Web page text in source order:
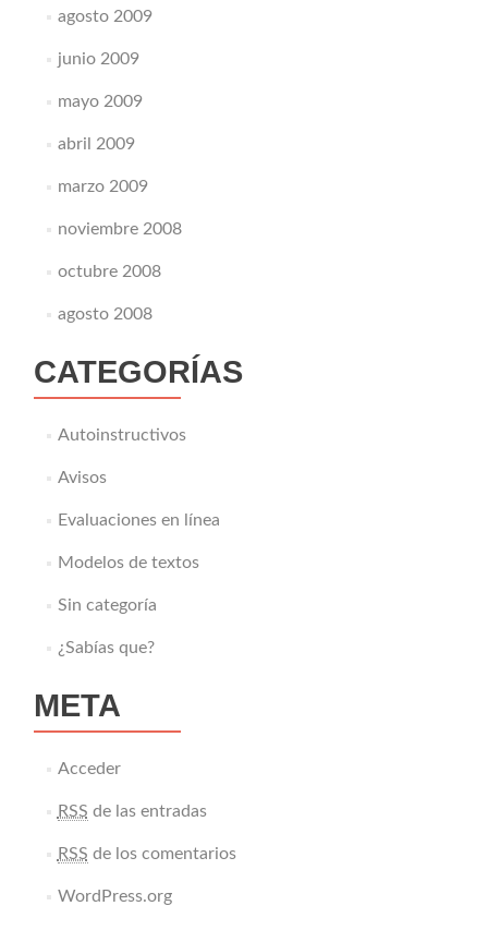
agosto 2009
junio 2009
mayo 2009
abril 2009
marzo 2009
noviembre 2008
octubre 2008
agosto 2008
CATEGORÍAS
Autoinstructivos
Avisos
Evaluaciones en línea
Modelos de textos
Sin categoría
¿Sabías que?
META
Acceder
RSS de las entradas
RSS de los comentarios
WordPress.org